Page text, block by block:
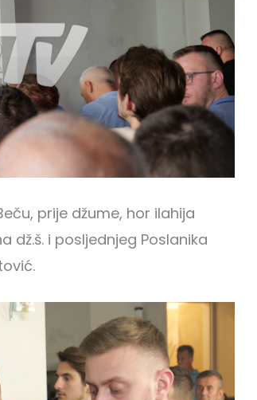
prije džume, hor ilahija
dž.š. i posljednjeg Poslanika